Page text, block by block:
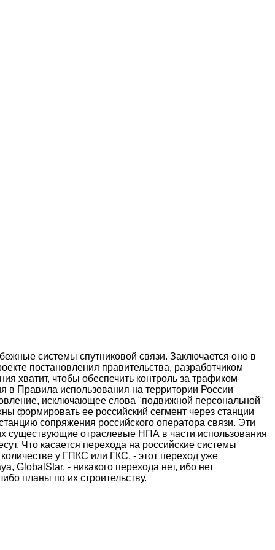
системы спутниковой связи. Заключается оно в
постановления правительства, разработчиком
хватит, чтобы обеспечить контроль за трафиком
в Правила использования на территории России
исключающее слова "подвижной персональной"
формировать ее российский сегмент через станции
сопряжения российского оператора связи. Эти
существующие отраслевые НПА в части использования
Что касается перехода на российские системы
у ГПКС или ГКС, - этот переход уже
GlobalStar, - никакого перехода нет, ибо нет
планы по их строительству.